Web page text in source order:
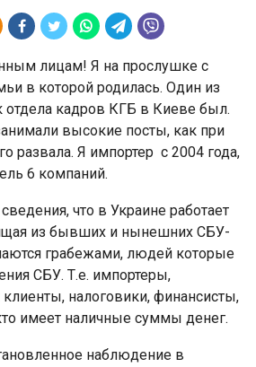
лицам! Я на прослушке с
в которой родилась. Один из
отдела кадров КГБ в Киеве был.
высокие посты, как при
развала. Я импортер с 2004 года,
6 компаний.
что в Украине работает
из бывших и нынешних СБУ-
грабежами, людей которые
СБУ. Т.е. импортеры,
клиенты, налоговики, финансисты,
имеет наличные суммы денег.
наблюдение в